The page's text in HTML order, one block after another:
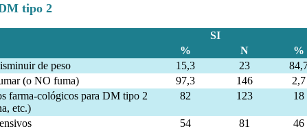
tipo 2
SI
%
N %
de peso
15,3 23
(o NO fuma)
97,3 146 2,7
farma-cológicos para DM tipo 2
etc.)
82 123 18
54 81 46